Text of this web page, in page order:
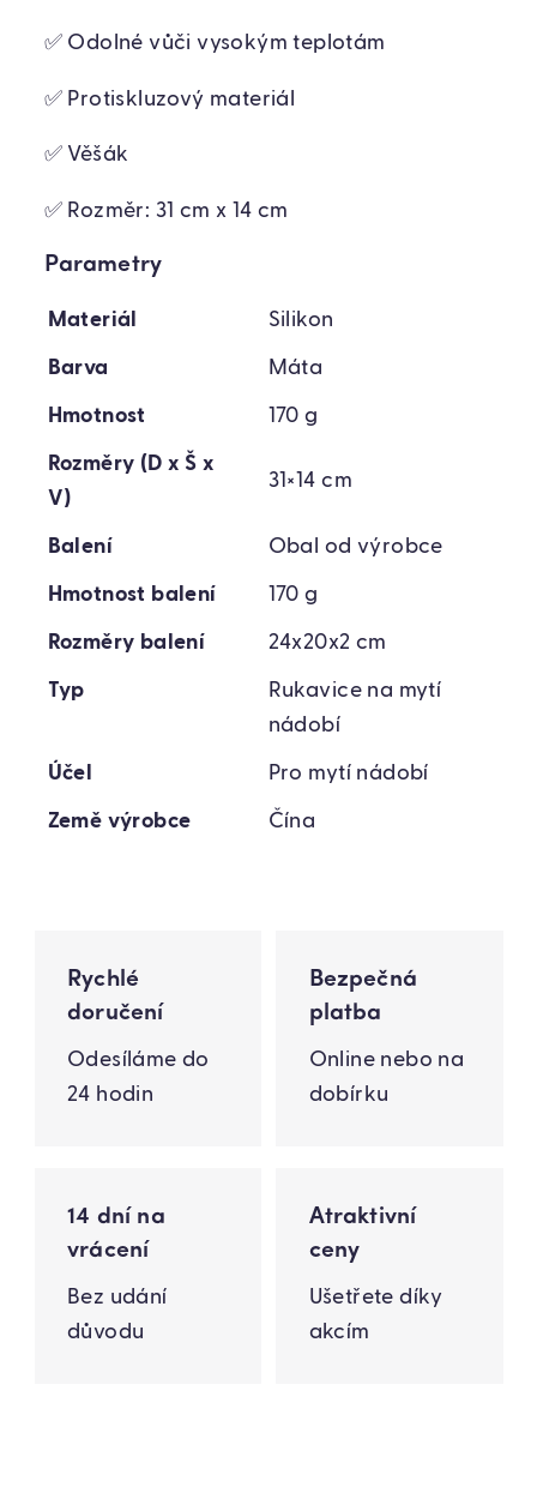
✅ Odolné vůči vysokým teplotám
✅ Protiskluzový materiál
✅ Věšák
✅ Rozměr: 31 cm x 14 cm
Parametry
Materiál Silikon
Barva Máta
Hmotnost 170 g
Rozměry (D x Š x
V)
31×14 cm
Balení Obal od výrobce
Hmotnost balení 170 g
Rozměry balení 24x20x2 cm
Typ
Rukavice na mytí
nádobí
Účel Pro mytí nádobí
Země výrobce Čína
Rychlé
doručení
Odesíláme do
24 hodin
Bezpečná
platba
Online nebo na
dobírku
14 dní na
vrácení
Bez udání
důvodu
Atraktivní
ceny
Ušetřete díky
akcím